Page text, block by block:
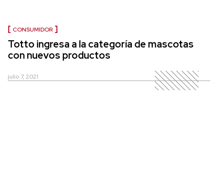
CONSUMIDOR
Totto ingresa a la categoría de mascotas
con nuevos productos
julio 7, 2021